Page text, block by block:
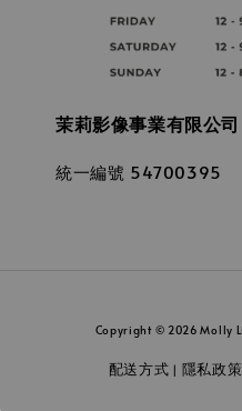
茉莉影像事業有限公司
統一編號 54700395
Copyright © 2026 Molly
配送方式 | 隱私政策